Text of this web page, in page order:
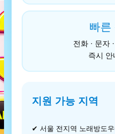
빠른
전화 · 문자
즉시 안
지원 가능 지역
✔ 서울 전지역 노래방도